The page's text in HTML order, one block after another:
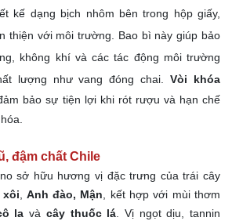
kế dạng bịch nhôm bên trong hộp giấy,
thiện với môi trường. Bao bì này giúp bảo
không khí và các tác động môi trường
lượng như vang đóng chai.Vòi khóa
bảo sự tiện lợi khi rót rượu và hạn chế
đậm chất Chile
sở hữu hương vị đặc trưng của trái cây
xôi Anh đào, Mận , kết hợp với mùi thơm
la và cây thuốc lá . Vị ngọt dịu, tannin